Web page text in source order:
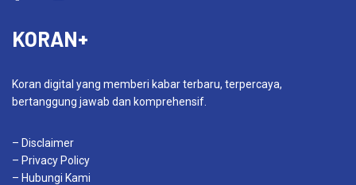
KORAN+
Koran digital yang memberi kabar terbaru, terpercaya,
bertanggung jawab dan komprehensif.
– Disclaimer
– Privacy Policy
– Hubungi Kami